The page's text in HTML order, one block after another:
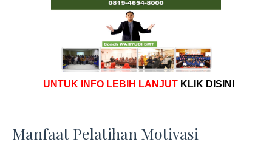
UNTUK INFO LEBIH LANJUT KLIK DISINI
Manfaat Pelatihan Motivasi